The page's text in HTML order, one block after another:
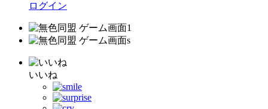
ログイン
いいね